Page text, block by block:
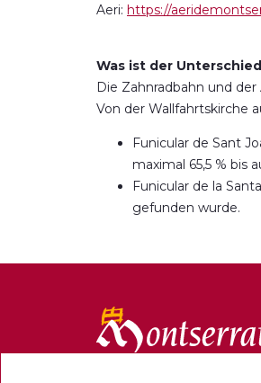
Aeri: https://
Was ist der
Die Zahnradbahn und
Von der Wallfahrtskirche
Funicular de Sant
maximal 65,5 %
Funicular de la
gefunden wurde.